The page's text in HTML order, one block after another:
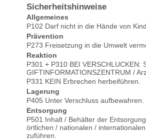
Sicherheitshinweise
Allgemeines
P102 Darf nicht in die Hände von
Prävention
P273 Freisetzung in die Umwelt
Reaktion
P301 + P310 BEI VERSCHLUCKEN:
GIFTINFORMATIONSZENTRUM /
P331 KEIN Erbrechen herbeiführen.
Lagerung
P405 Unter Verschluss aufbewahren.
Entsorgung
P501 Inhalt / Behälter der
örtlichen / nationalen /
zuführen.